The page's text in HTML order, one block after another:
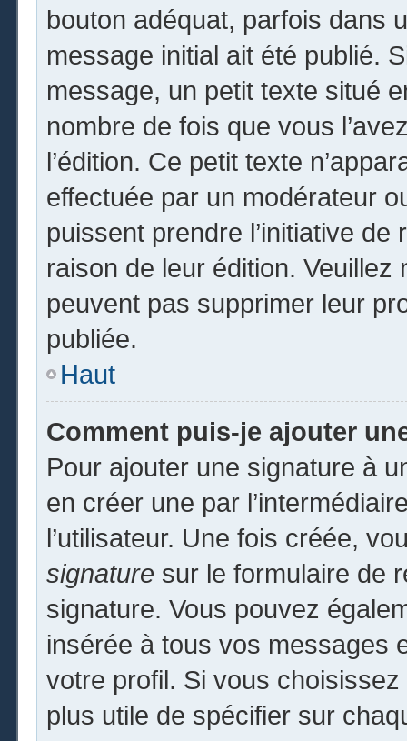
bouton adéquat, parfois dans
message initial ait été publié.
message, un petit texte situé
nombre de fois que vous
l’édition. Ce petit texte
effectuée par un modérateur
puissent prendre l’initiative
raison de leur édition.
peuvent pas supprimer leur
publiée.
Haut
Comment puis-je ajouter
Pour ajouter une signature à
en créer une par
l’utilisateur. Une fois créée,
signature sur le formulaire de
signature. Vous pouvez
insérée à tous vos messages
votre profil. Si vous
plus utile de spécifier sur